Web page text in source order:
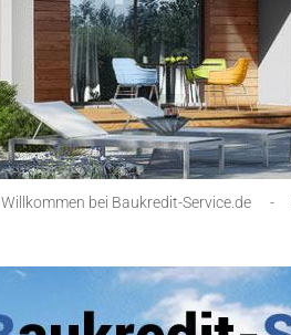
Willkommen bei Baukredit-Service.de -